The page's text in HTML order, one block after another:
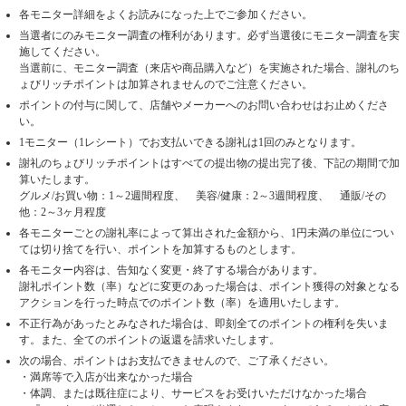
各モニター詳細をよくお読みになった上でご参加ください。
当選者にのみモニター調査の権利があります。必ず当選後にモニター調査を実
施してください。
当選前に、モニター調査（来店や商品購入など）を実施された場合、謝礼のち
ょびリッチポイントは加算されませんのでご注意ください。
ポイントの付与に関して、店舗やメーカーへのお問い合わせはお止めくださ
い。
1モニター（1レシート）でお支払いできる謝礼は1回のみとなります。
謝礼のちょびリッチポイントはすべての提出物の提出完了後、下記の期間で加
算いたします。
グルメ/お買い物：1～2週間程度、 美容/健康：2～3週間程度、 通販/その
他：2～3ヶ月程度
各モニターごとの謝礼率によって算出された金額から、1円未満の単位につい
ては切り捨てを行い、ポイントを加算するものとします。
各モニター内容は、告知なく変更・終了する場合があります。
謝礼ポイント数（率）などに変更のあった場合は、ポイント獲得の対象となる
アクションを行った時点でのポイント数（率）を適用いたします。
不正行為があったとみなされた場合は、即刻全てのポイントの権利を失いま
す。また、全てのポイントの返還を請求いたします。
次の場合、ポイントはお支払できませんので、ご了承ください。
・満席等で入店が出来なかった場合
・体調、または既往症により、サービスをお受けいただけなかった場合